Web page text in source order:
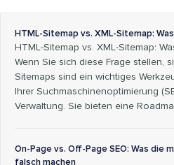
HTML-Sitemap vs. XML-Sitemap:
HTML-Sitemap vs. XML-Sitemap:
Wenn Sie sich diese Frage stellen,
Sitemaps sind ein wichtiges
Ihrer Suchmaschinenoptimierung
Verwaltung. Sie bieten eine
On-Page vs. Off-Page SEO: Was die
falsch machen